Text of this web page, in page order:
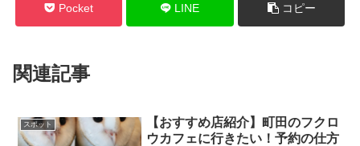
Pocket LINE コピー
関連記事
スポット
【おすすめ店紹介】町田のフクロ
ウカフェに行きたい！予約の仕方